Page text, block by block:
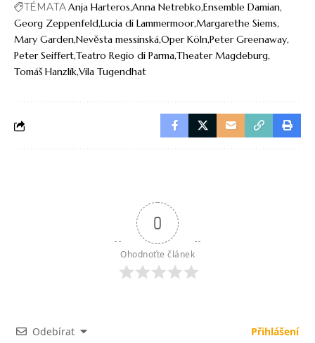
TÉMATAAnja Harteros Anna Netrebko Ensemble Damian
Georg ZeppenfeldLucia di LammermoorMargarethe Siems
Mary GardenNevěsta messinskáOper KölnPeter Greenaway
Peter SeiffertTeatro Regio di ParmaTheater Magdeburg
Tomáš HanzlíkVila Tugendhat
0
Ohodnoťte článek
Odebírat Přihlášení